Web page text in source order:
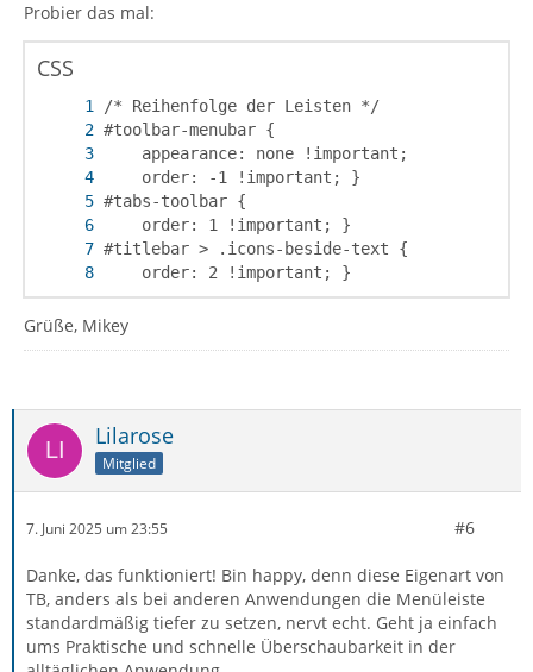
Probier das mal:
CSS
    order: 2 !important; }
Grüße, Mikey
Lilarose
Mitglied
7. Juni 2025 um 23:55 #6
Danke, das funktioniert! Bin happy, denn diese Eigenart von
TB, anders als bei anderen Anwendungen die Menüleiste
standardmäßig tiefer zu setzen, nervt echt. Geht ja einfach
ums Praktische und schnelle Überschaubarkeit in der